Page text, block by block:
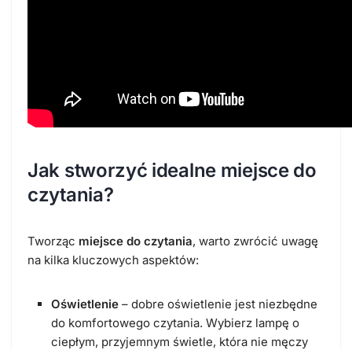
Jak stworzyć idealne miejsce do
czytania?
Tworząc miejsce do czytania, warto zwrócić uwagę
na kilka kluczowych aspektów:
Oświetlenie – dobre oświetlenie jest niezbędne
do komfortowego czytania. Wybierz lampę o
ciepłym, przyjemnym świetle, która nie męczy